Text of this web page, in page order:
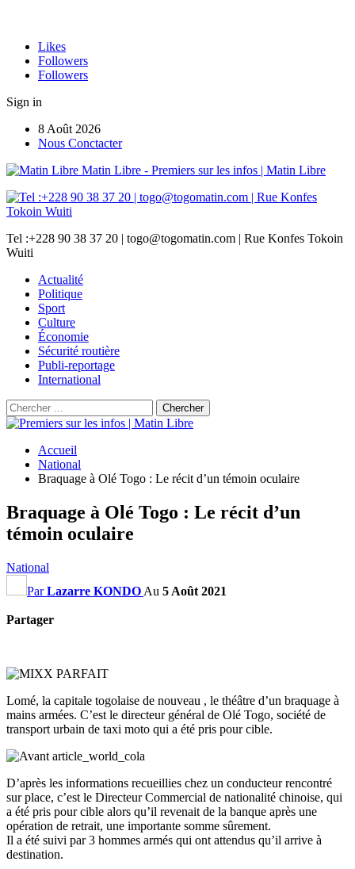
Likes
Followers
Followers
Sign in
8 Août 2026
Nous Conctacter
Matin Libre - Premiers sur les infos | Matin Libre
Tel :+228 90 38 37 20 | togo@togomatin.com | Rue Konfes Tokoin
Wuiti
Actualité
Politique
Sport
Culture
Économie
Sécurité routière
Publi-reportage
International
Accueil
National
Braquage à Olé Togo : Le récit d’un témoin oculaire
Braquage à Olé Togo : Le récit d’un
témoin oculaire
National
ParLazarre KONDO Au 5 Août 2021
Partager
Lomé, la capitale togolaise de nouveau , le théâtre d’un braquage à
mains armées. C’est le directeur général de Olé Togo, société de
transport urbain de taxi moto qui a été pris pour cible.
D’après les informations recueillies chez un conducteur rencontré
sur place, c’est le Directeur Commercial de nationalité chinoise, qui
a été pris pour cible alors qu’il revenait de la banque après une
opération de retrait, une importante somme sûrement.
Il a été suivi par 3 hommes armés qui ont attendus qu’il arrive à
destination.